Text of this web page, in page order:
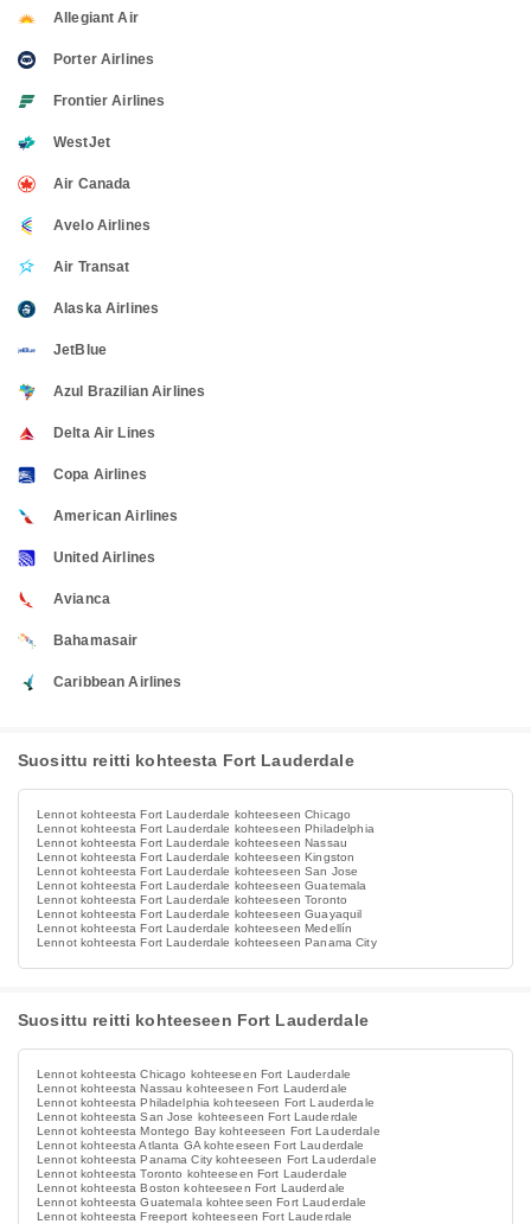
Allegiant Air
Porter Airlines
Frontier Airlines
WestJet
Air Canada
Avelo Airlines
Air Transat
Alaska Airlines
JetBlue
Azul Brazilian Airlines
Delta Air Lines
Copa Airlines
American Airlines
United Airlines
Avianca
Bahamasair
Caribbean Airlines
Suosittu reitti kohteesta Fort Lauderdale
Lennot kohteesta Fort Lauderdale kohteeseen Chicago
Lennot kohteesta Fort Lauderdale kohteeseen Philadelphia
Lennot kohteesta Fort Lauderdale kohteeseen Nassau
Lennot kohteesta Fort Lauderdale kohteeseen Kingston
Lennot kohteesta Fort Lauderdale kohteeseen San Jose
Lennot kohteesta Fort Lauderdale kohteeseen Guatemala
Lennot kohteesta Fort Lauderdale kohteeseen Toronto
Lennot kohteesta Fort Lauderdale kohteeseen Guayaquil
Lennot kohteesta Fort Lauderdale kohteeseen Medellín
Lennot kohteesta Fort Lauderdale kohteeseen Panama City
Suosittu reitti kohteeseen Fort Lauderdale
Lennot kohteesta Chicago kohteeseen Fort Lauderdale
Lennot kohteesta Nassau kohteeseen Fort Lauderdale
Lennot kohteesta Philadelphia kohteeseen Fort Lauderdale
Lennot kohteesta San Jose kohteeseen Fort Lauderdale
Lennot kohteesta Montego Bay kohteeseen Fort Lauderdale
Lennot kohteesta Atlanta GA kohteeseen Fort Lauderdale
Lennot kohteesta Panama City kohteeseen Fort Lauderdale
Lennot kohteesta Toronto kohteeseen Fort Lauderdale
Lennot kohteesta Boston kohteeseen Fort Lauderdale
Lennot kohteesta Guatemala kohteeseen Fort Lauderdale
Lennot kohteesta Freeport kohteeseen Fort Lauderdale